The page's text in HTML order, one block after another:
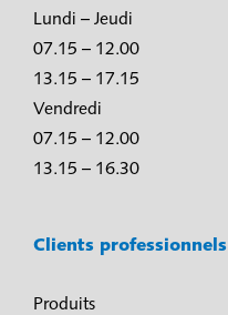
Lundi – Jeudi
07.15 – 12.00
13.15 – 17.15
Vendredi
07.15 – 12.00
13.15 – 16.30
Clients professionnels
Produits